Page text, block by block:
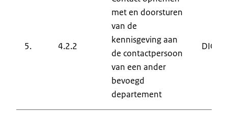
5. 4.2.2
met en doorsturen
van de
kennisgeving aan
de contactpersoon
van een ander
bevoegd
departement
DIC